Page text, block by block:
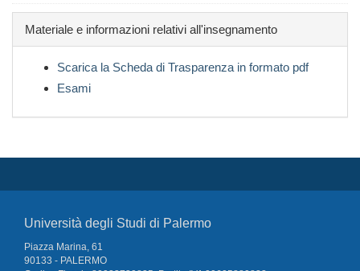
Materiale e informazioni relativi all'insegnamento
Scarica la Scheda di Trasparenza in formato pdf
Esami
Università degli Studi di Palermo
Piazza Marina, 61
90133 - PALERMO